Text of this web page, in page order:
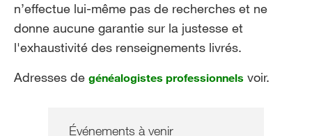
n’effectue lui-même pas de recherches et ne
donne aucune garantie sur la justesse et
l'exhaustivité des renseignements livrés.
Adresses de généalogistes professionnels voir.
Événements à venir